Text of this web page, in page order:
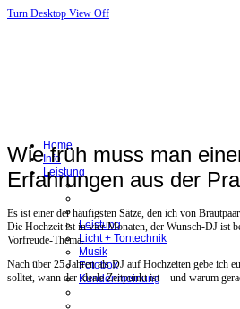
Turn Desktop View Off
Home
Info
Leistung
Leistung
Licht + Tontechnik
Musik
Fotobox
Kundenmeinung
Wie früh muss man
Erfahrungen aus der
Es ist einer der häufigsten Sätze, den ich von
Die Hochzeit ist in vier Monaten, der Wunsch-DJ ist
Vorfreude-Thema.
Nach über 25 Jahren als DJ auf Hochzeiten gebe ich
solltet, wann der ideale Zeitpunkt ist – und warum